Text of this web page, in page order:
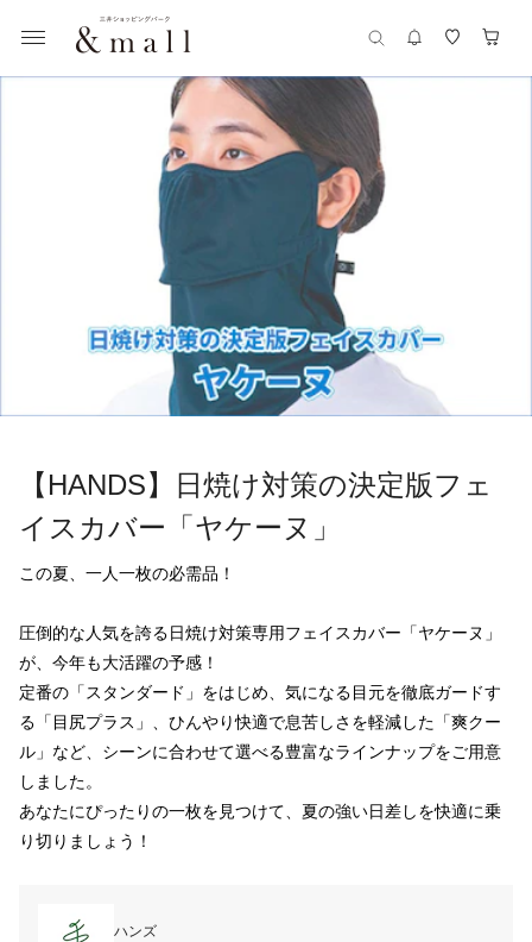
【HANDS】日焼け対策の決定版フェ
イスカバー「ヤケーヌ」
この夏、一人一枚の必需品！
圧倒的な人気を誇る日焼け対策専用フェイスカバー「ヤケーヌ」
が、今年も大活躍の予感！
定番の「スタンダード」をはじめ、気になる目元を徹底ガードす
る「目尻プラス」、ひんやり快適で息苦しさを軽減した「爽クー
ル」など、シーンに合わせて選べる豊富なラインナップをご用意
しました。
あなたにぴったりの一枚を見つけて、夏の強い日差しを快適に乗
り切りましょう！
ハンズ